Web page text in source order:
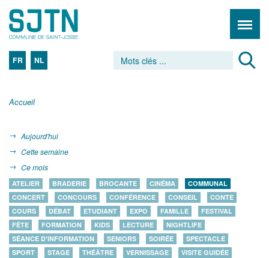
FR NL
Accueil
Aujourd'hui
Cette semaine
Ce mois
ATELIER BRADERIE BROCANTE CINÉMA
COMMUNAL
CONCERT
CONCOURS CONFÉRENCE CONSEIL
CONTE
COURS
DÉBAT ETUDIANT EXPO FAMILLE
FESTIVAL
FÊTE
FORMATION KIDS LECTURE
NIGHTLIFE
SÉANCE D'INFORMATION
SENIORS SOIRÉE
SPECTACLE
SPORT
STAGE THÉÂTRE VERNISSAGE VISITE GUIDÉE